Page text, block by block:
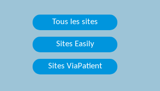
Tous les sites
Sites Easily
Sites ViaPatient